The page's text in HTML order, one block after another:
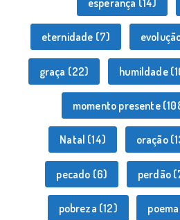
eternidade (7)
graça (22) humildade
momento presente
Natal (14) oração
pecado (6) perdão
pobreza (12) poema